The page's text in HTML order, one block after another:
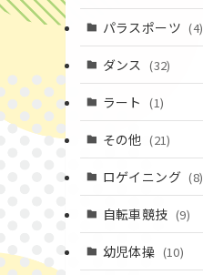
(19)
(11)
(3)
(14)
(4)
(20)
(6)
(23)
(10)
(16)
(6)
パラスポーツ (4)
ダンス (32)
(3)
(2)
ラート (1)
その他 (21)
(4)
(1)
ロゲイニング (8)
自転車競技 (9)
幼児体操 (10)